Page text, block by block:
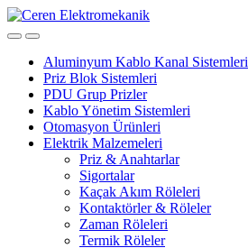
Skip
to
Skip
to
Aluminyum Kablo Kanal Sistemleri
Priz Blok Sistemleri
PDU Grup Prizler
Kablo Yönetim Sistemleri
Otomasyon Ürünleri
Elektrik Malzemeleri
Priz & Anahtarlar
Sigortalar
Kaçak Akım Röleleri
Kontaktörler & Röleler
Zaman Röleleri
Termik Röleler